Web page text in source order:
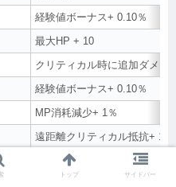
経験値ボーナス+ 0.10％
最大HP + 10
クリティカル時に追加ダメー
経験値ボーナス+ 0.10％
MP消耗減少+ 1％
遠距離クリティカル抵抗+ 1％
魔法クリティカル抵抗+ 1％
トップ サイドバー